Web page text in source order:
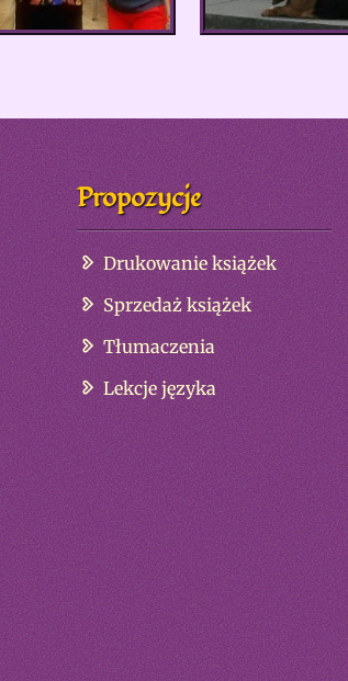
Propozycje
Drukowanie książek
Sprzedaż książek
Tłumaczenia
Lekcje języka